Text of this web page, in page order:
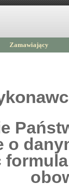
Zamawiający
o